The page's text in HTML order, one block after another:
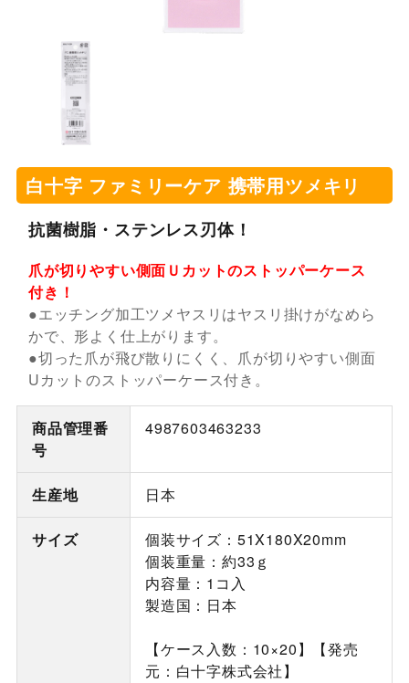
白十字 ファミリーケア 携帯用ツメキリ
抗菌樹脂・ステンレス刃体！
爪が切りやすい側面Ｕカットのストッパーケース
付き！
●エッチング加工ツメヤスリはヤスリ掛けがなめら
かで、形よく仕上がります。
●切った爪が飛び散りにくく、爪が切りやすい側面
Uカットのストッパーケース付き。
商品管理番
号
4987603463233
生産地 日本
サイズ
個装サイズ：51X180X20mm
個装重量：約33ｇ
内容量：1コ入
製造国：日本
【ケース入数：10×20】【発売
元：白十字株式会社】